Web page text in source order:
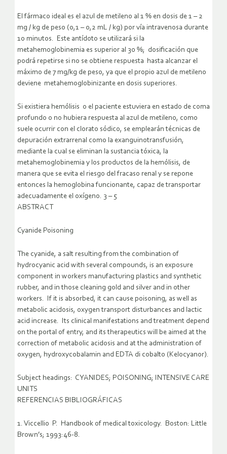
El fármaco ideal es el azul de metileno al 1 % en dosis de 1 – 2
mg / kg de peso (0,1 – 0,2 mL / kg) por vía intravenosa durante
10 minutos. Este antídoto se utilizará si la
metahemoglobinemia es superior al 30 %; dosificación que
podrá repetirse si no se obtiene respuesta hasta alcanzar el
máximo de 7 mg/kg de peso, ya que el propio azul de metileno
deviene metahemoglobinizante en dosis superiores.
Si existiera hemólisis o el paciente estuviera en estado de coma
profundo o no hubiera respuesta al azul de metileno, como
suele ocurrir con el clorato sódico, se emplearán técnicas de
depuración extrarrenal como la exanguinotransfusión,
mediante la cual se eliminan la sustancia tóxica, la
metahemoglobinemia y los productos de la hemólisis, de
manera que se evita el riesgo del fracaso renal y se repone
entonces la hemoglobina funcionante, capaz de transportar
adecuadamente el oxígeno. 3 – 5
ABSTRACT
Cyanide Poisoning
The cyanide, a salt resulting from the combination of
hydrocyanic acid with several compounds, is an exposure
component in workers manufacturing plastics and synthetic
rubber, and in those cleaning gold and silver and in other
workers. If it is absorbed, it can cause poisoning, as well as
metabolic acidosis, oxygen transport disturbances and lactic
acid increase. Its clinical manifestations and treatment depend
on the portal of entry, and its therapeutics will be aimed at the
correction of metabolic acidosis and at the administration of
oxygen, hydroxycobalamin and EDTA di cobalto (Kelocyanor).
Subject headings: CYANIDES; POISONING; INTENSIVE CARE
UNITS
REFERENCIAS BIBLIOGRÁFICAS
1. Viccellio P. Handbook of medical toxicology. Boston: Little
Brown’s; 1993:46-8.